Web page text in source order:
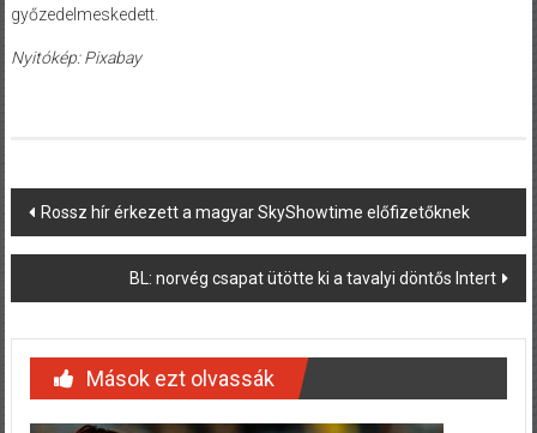
győzedelmeskedett.
Nyitókép: Pixabay
Post
navigation
Rossz hír érkezett a magyar SkyShowtime előfizetőknek
BL: norvég csapat ütötte ki a tavalyi döntős Intert
Mások ezt olvassák